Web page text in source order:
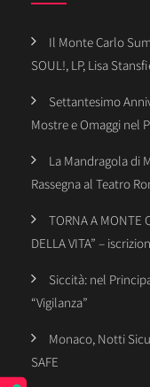
Il Monte Carlo
SOUL!, LP, Lisa
Settantesimo
Mostre e Omaggi nel
La Mandragola di
Rassegna al Teatro
TORNA A MONTE
DELLA VITA” –
Siccità: nel
“Vigilanza”
Monaco, Notti
SAFE